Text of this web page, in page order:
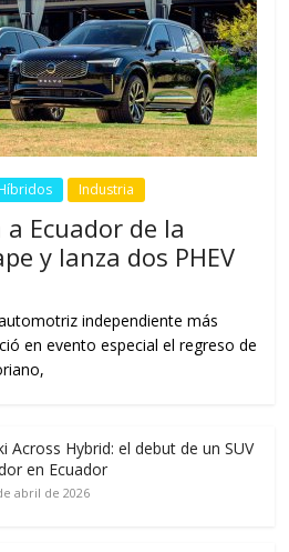
Industria
Ecuador de la
y lanza dos PHEV
independiente más
en evento especial el regreso de
Across Hybrid: el debut de un SUV
en Ecuador
abril de 2026